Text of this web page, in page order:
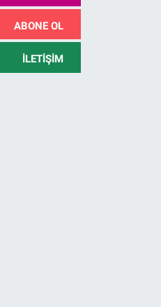
ABONE OL
İLETIŞIM